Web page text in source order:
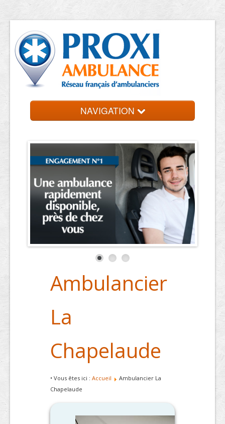
NAVIGATION
Ambulancier
La
Chapelaude
• Vous êtes ici : Accueil
Ambulancier La
Chapelaude